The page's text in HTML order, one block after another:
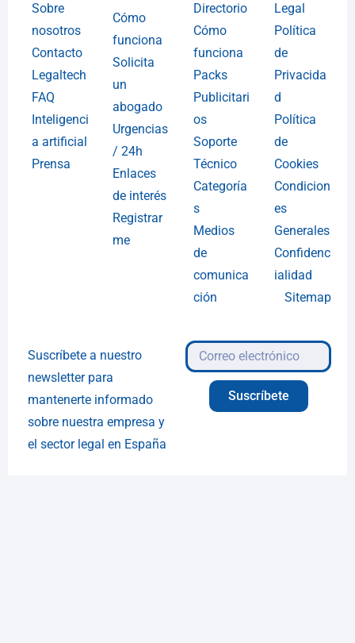
Sobre
nosotros
Contacto
Legaltech
FAQ
Inteligenci
a artificial
Prensa
Cómo
funciona
Solicita
un
abogado
Urgencias
/ 24h
Enlaces
de interés
Registrar
me
Directorio
Cómo
funciona
Packs
Publicitari
os
Soporte
Técnico
Categoría
s
Medios
de
comunica
ción
Legal
Política
de
Privacida
d
Política
de
Cookies
Condicion
es
Generales
Confidenc
ialidad
Sitemap
Suscríbete a nuestro
newsletter para
mantenerte informado
sobre nuestra empresa y
el sector legal en España
Suscríbete